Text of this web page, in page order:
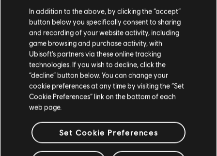
$2.99
Child of Light
DLC - Tumbled Occuli Pack
DLC - Light Pack
$1.99
In addition to the above, by clicking the “accept”
button below you specifically consent to sharing
and recording of your website activity, including
game browsing and purchase activity, with
Ubisoft’s partners via these online tracking
technologies. If you wish to decline, click the
“decline” button below. You can change your
cookie preferences at any time by visiting the “Set
Cookie Preferences” link on the bottom of each
web page.
Set Cookie Preferences